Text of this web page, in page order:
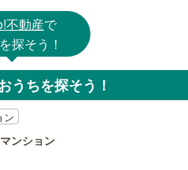
不動産で
探そう！
うちを探そう！
ン
ンション